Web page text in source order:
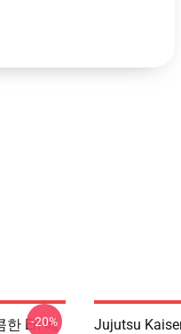
한 Eri 배
-20%
Jujutsu